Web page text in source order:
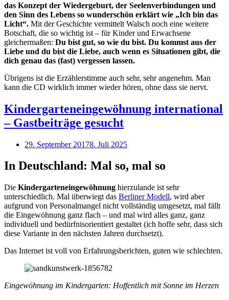
das Konzept der Wiedergeburt, der Seelenverbindungen und
den Sinn des Lebens so wunderschön erklärt wie „Ich bin das
Licht“. Mit der Geschichte vermittelt Walsch noch eine weitere
Botschaft, die so wichtig ist – für Kinder und Erwachsene
gleichermaßen: Du bist gut, so wie du bist. Du kommst aus der
Liebe und du bist die Liebe, auch wenn es Situationen gibt, die
dich genau das (fast) vergessen lassen.
Übrigens ist die Erzählerstimme auch sehr, sehr angenehm. Man
kann die CD wirklich immer wieder hören, ohne dass sie nervt.
Kindergarteneingewöhnung international
– Gastbeiträge gesucht
29. September 20178. Juli 2025
In Deutschland: Mal so, mal so
Die Kindergarteneingewöhnung hierzulande ist sehr
unterschiedlich. Mal überwiegt das Berliner Modell, wird aber
aufgrund von Personalmangel nicht vollständig umgesetzt, mal fällt
die Eingewöhnung ganz flach – und mal wird alles ganz, ganz
individuell und bedürfnisorientiert gestaltet (ich hoffe sehr, dass sich
diese Variante in den nächsten Jahren durchsetzt).
Das Internet ist voll von Erfahrungsberichten, guten wie schlechten.
Eingewöhnung im Kindergarten: Hoffentlich mit Sonne im Herzen